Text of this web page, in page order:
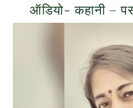
ऑडियो- कहानी –